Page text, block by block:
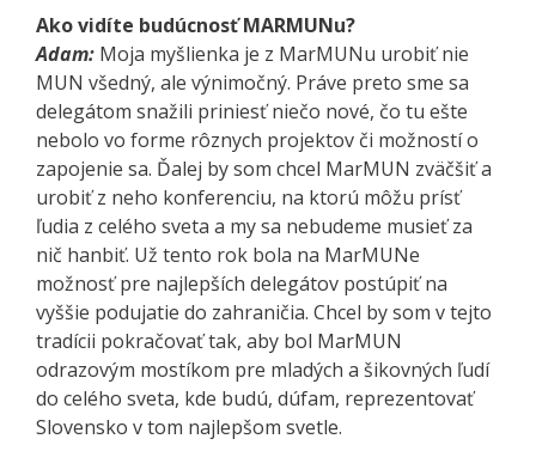
Ako vidíte budúcnosť MARMUNu?
Adam: Moja myšlienka je z MarMUNu urobiť nie
MUN všedný, ale výnimočný. Práve preto sme sa
delegátom snažili priniesť niečo nové, čo tu ešte
nebolo vo forme rôznych projektov či možností o
zapojenie sa. Ďalej by som chcel MarMUN zväčšiť a
urobiť z neho konferenciu, na ktorú môžu prísť
ľudia z celého sveta a my sa nebudeme musieť za
nič hanbiť. Už tento rok bola na MarMUNe
možnosť pre najlepších delegátov postúpiť na
vyššie podujatie do zahraničia. Chcel by som v tejto
tradícii pokračovať tak, aby bol MarMUN
odrazovým mostíkom pre mladých a šikovných ľudí
do celého sveta, kde budú, dúfam, reprezentovať
Slovensko v tom najlepšom svetle.